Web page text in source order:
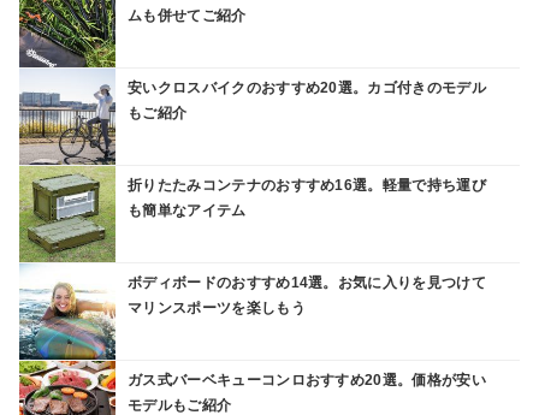
ムも併せてご紹介
安いクロスバイクのおすすめ20選。カゴ付きのモデル
もご紹介
折りたたみコンテナのおすすめ16選。軽量で持ち運び
も簡単なアイテム
ボディボードのおすすめ14選。お気に入りを見つけて
マリンスポーツを楽しもう
ガス式バーベキューコンロおすすめ20選。価格が安い
モデルもご紹介